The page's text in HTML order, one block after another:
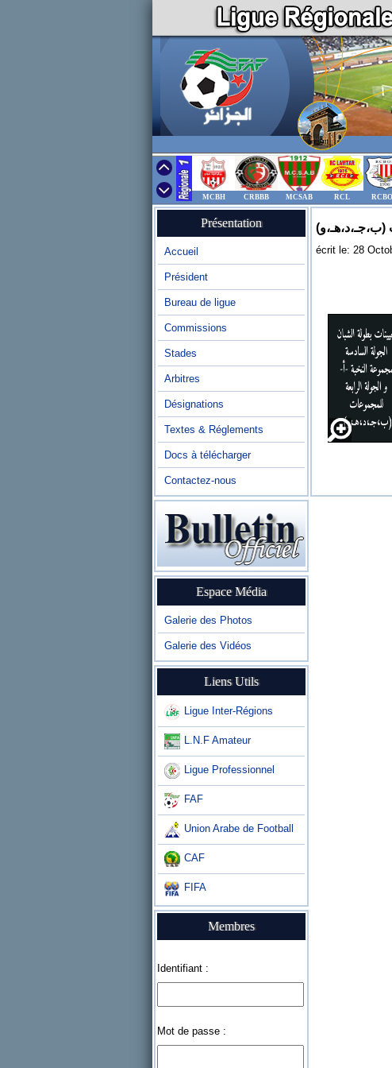
MCBH CRBBB MCSAB RCL
Présentation
Accueil
Président
Bureau de ligue
Commissions
Stades
Arbitres
Désignations
Textes & Réglements
Docs à télécharger
Contactez-nous
Espace Média
Galerie des Photos
Galerie des Vidéos
Liens Utils
Ligue Inter-Régions
L.N.F Amateur
Ligue Professionnel
FAF
Union Arabe de Football
CAF
FIFA
Membres
Identifiant :
Mot de passe :
écrit le: 28